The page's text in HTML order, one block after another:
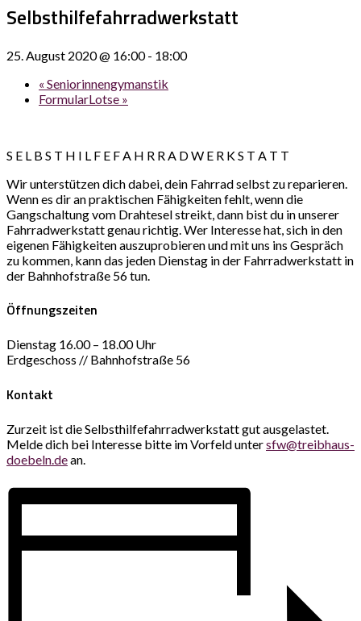
Selbsthilfefahrradwerkstatt
25. August 2020 @ 16:00- 18:00
« Seniorinnengymanstik
FormularLotse »
S E L B S T H I L F E F A H R R A D W E R K S T A T T
Wir unterstützen dich dabei, dein Fahrrad selbst zu reparieren.
Wenn es dir an praktischen Fähigkeiten fehlt, wenn die
Gangschaltung vom Drahtesel streikt, dann bist du in unserer
Fahrradwerkstatt genau richtig. Wer Interesse hat, sich in den
eigenen Fähigkeiten auszuprobieren und mit uns ins Gespräch
zu kommen, kann das jeden Dienstag in der Fahrradwerkstatt in
der Bahnhofstraße 56 tun.
Öffnungszeiten
Dienstag 16.00 – 18.00 Uhr
Erdgeschoss // Bahnhofstraße 56
Kontakt
Zurzeit ist die Selbsthilfefahrradwerkstatt gut ausgelastet.
Melde dich bei Interesse bitte im Vorfeld untersfw@treibhaus-
doebeln.dean.